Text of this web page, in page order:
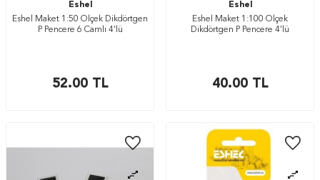
Eshel
Eshel Maket 1:50 Ölçek Dikdörtgen
P Pencere 6 Camlı 4’lü
52.00TL
Eshel
Eshel Maket 1:100 Ölçek
Dikdörtgen P Pencere 4’lü
40.00TL